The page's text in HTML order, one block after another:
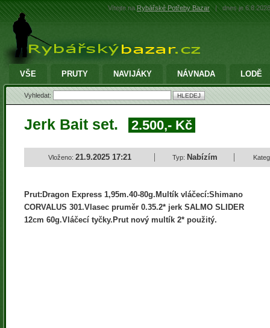
Vítejte naRybářské Potřeby Bazar | dnes je
VŠE PRUTY NAVIJÁKY NÁVNADA LODĚ
Vyhledat:
Jerk Bait set. 2.500,- Kč
Vloženo: 21.9.2025 17:21 Typ: Nabízím
Prut:Dragon Express 1,95m.40-80g.Multík vláčecí:Shimano
CORVALUS 301.Vlasec pruměr 0.35.2* jerk SALMO SLIDER
12cm 60g.Vláčecí tyčky.Prut nový multík 2* použitý.